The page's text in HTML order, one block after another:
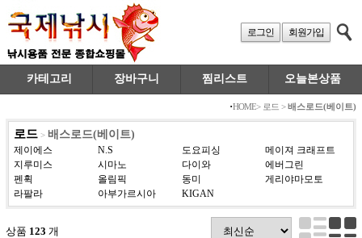
로그인 회원가입
카테고리 장바구니 찜리스트 오늘본상품
·HOME> 로드 > 배스로드(베이트)
로드 > 배스로드(베이트)
제이에스 N.S 도요피싱
메이져 크래프트
지루미스
시마노 다이와
에버그린
펜휙
올림픽 동미
게리야마모토
라팔라
아부가르시아 KIGAN
상품 123 개